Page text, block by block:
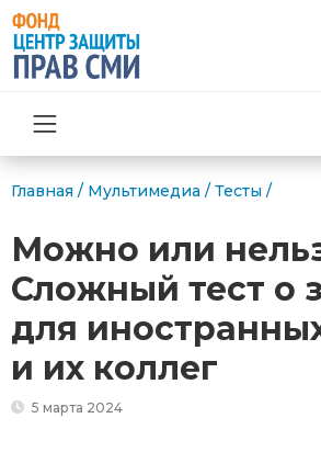
Главная / Мультимедиа / Тесты /
Можно или
Сложный тест о
для
и их коллег
5 марта 2024